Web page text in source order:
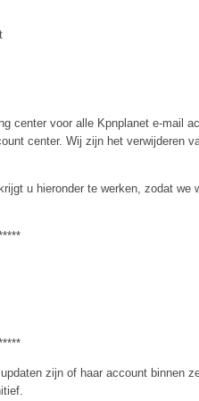
center voor alle Kpnplanet e-mail
center. Wij zijn het verwijderen
u hieronder te werken, zodat we
zijn of haar account binnen